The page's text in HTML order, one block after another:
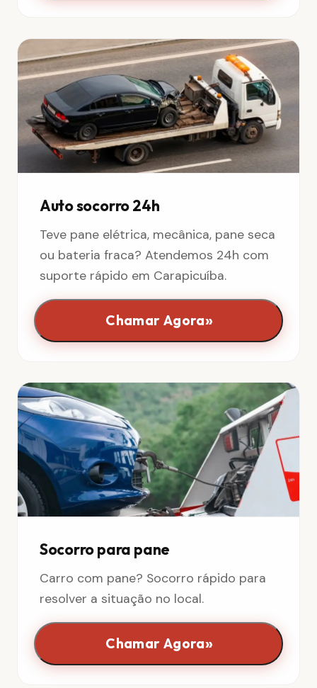
Auto socorro 24h
Teve pane elétrica, mecânica, pane seca
ou bateria fraca? Atendemos 24h com
suporte rápido em Carapicuíba.
Chamar Agora»
Socorro para pane
Carro com pane? Socorro rápido para
resolver a situação no local.
Chamar Agora»